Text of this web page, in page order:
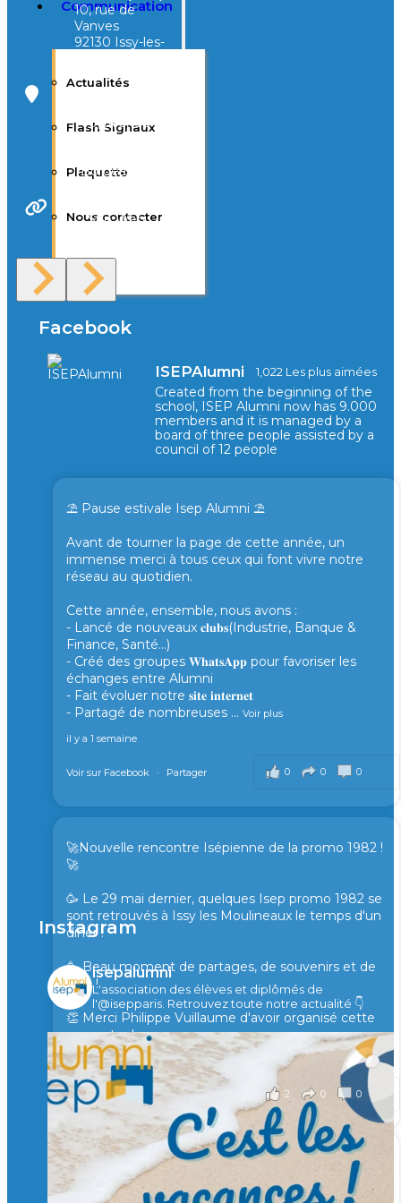
Communication
Actualités
Flash Signaux
Plaquette
Nous contacter
F.A.Q
10, rue de
Vanves
92130 Issy-les-
40, avenue
d’Eysines
Bordeaux
Site Web
Facebook
ISEPAlumni 1,022 Les plus aimées
Created from the beginning of the
school, ISEP Alumni now has 9.000
members and it is managed by a
board of three people assisted by a
council of 12 people
⛱️ Pause estivale Isep Alumni ⛱️
Avant de tourner la page de cette année, un
immense merci à tous ceux qui font vivre notre
réseau au quotidien.
Cette année, ensemble, nous avons :
- Lancé de nouveaux 𝐜𝐥𝐮𝐛𝐬(Industrie, Banque &
Finance, Santé...)
- Créé des groupes 𝐖𝐡𝐚𝐭𝐬𝐀𝐩𝐩 pour favoriser les
échanges entre Alumni
- Fait évoluer notre 𝐬𝐢𝐭𝐞 𝐢𝐧𝐭𝐞𝐫𝐧𝐞𝐭
- Partagé de nombreuses ... Voir plus
il y a 1 semaine
0 0 0
Voir sur Facebook · Partager
🚀Nouvelle rencontre Isépienne de la promo 1982 !
🚀
🥳 Le 29 mai dernier, quelques Isep promo 1982 se
sont retrouvés à Issy les Moulineaux le temps d'un
diner !
🥳 Beau moment de partages, de souvenirs et de
rires !
👏 Merci Philippe Vuillaume d'avoir organisé cette
rencontre !
il y a 2 mois
2 0 0
Voir sur Facebook · Partager
🙏 Soutenez l’Isep via la taxe d’apprentissage 2026
et contribuons ensemble à former les générations
d’ingénieurs de demain. 🙏
Instagram
isepalumni
L'association des élèves et diplômés de
l'@isepparis. Retrouvez toute notre actualité 👇